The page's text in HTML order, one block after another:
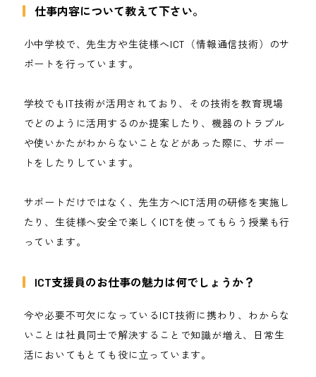
仕事内容について教えて下さい。
小中学校で、先生方や生徒様へICT（情報通信技術）のサ
ポートを行っています。
学校でもIT技術が活用されており、その技術を教育現場
でどのように活用するのか提案したり、機器のトラブル
や使いかたがわからないことなどがあった際に、サポー
トをしたりしています。
サポートだけではなく、先生方へICT活用の研修を実施し
たり、生徒様へ安全で楽しくICTを使ってもらう授業も行
っています。
ICT支援員のお仕事の魅力は何でしょうか？
今や必要不可欠になっているICT技術に携わり、わからな
いことは社員同士で解決することで知識が増え、日常生
活においてもとても役に立っています。